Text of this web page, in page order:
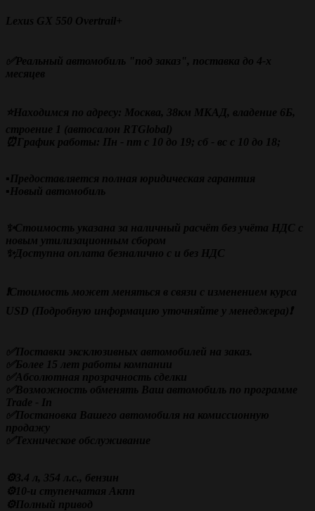
Lexus GX 550 Overtrail+
✅Реальный автомобиль "под заказ", поставка до 4-х
месяцев
⭐Находимся по адресу: Москва, 38км МКАД, владение 6Б,
строение 1 (автосалон RTGlobal)
⏰График работы: Пн - пт с 10 до 19; сб - вс с 10 до 18;
▪️Предоставляется полная юридическая гарантия
▪️Новый автомобиль
✨Стоимость указана за наличный расчёт без учёта НДС с
новым утилизационным сбором
✨Доступна оплата безналично с и без НДС
❗️Стоимость может меняться в связи с изменением курса
USD (Подробную информацию уточняйте у менеджера)❗️
✅Поставки эксклюзивных автомобилей на заказ.
✅Более 15 лет работы компании
✅ Абсолютная прозрачность сделки
✅Возможность обменять Ваш автомобиль по программе
Trade - In
✅Постановка Вашего автомобиля на комиссионную
продажу
✅Техническое обслуживание
⚙️3.4 л, 354 л.с., бензин
⚙️10-и ступенчатая Акпп
⚙️Полный привод